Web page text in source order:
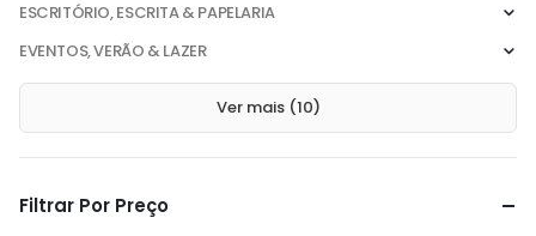
ESCRITÓRIO, ESCRITA & PAPELARIA
EVENTOS, VERÃO & LAZER
Ver mais (10)
Filtrar Por Preço